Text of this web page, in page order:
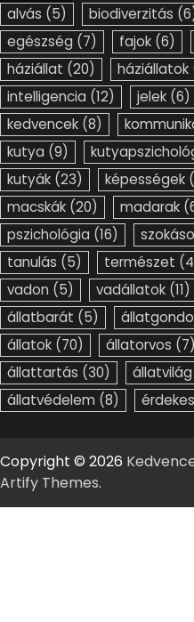
alvás (5) biodiverzitás
egészség (7) fajok (6)
háziállat (20) háziállatok
intelligencia (12) jelek (6)
kedvencek (8)
kutya (9)
kutyák (23) képességek
macskák (20) madarak
pszichológia (16)
tanulás (5) természet
vadon (5) vadállatok (11)
állatbarát (5)
állatok (70) állatorvos (7)
állattartás (30) állatvilág
állatvédelem (8) érdekes
Copyright © 2026
Artify Themes.